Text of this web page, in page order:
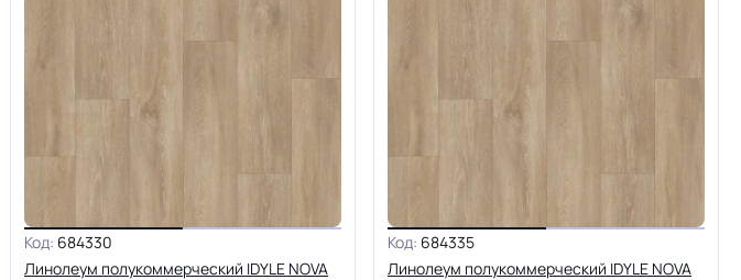
Код: 684330
Линолеум полукоммерческий IDYLE NOVA
Код: 684335
Линолеум полукоммерческий IDYLE NOVA